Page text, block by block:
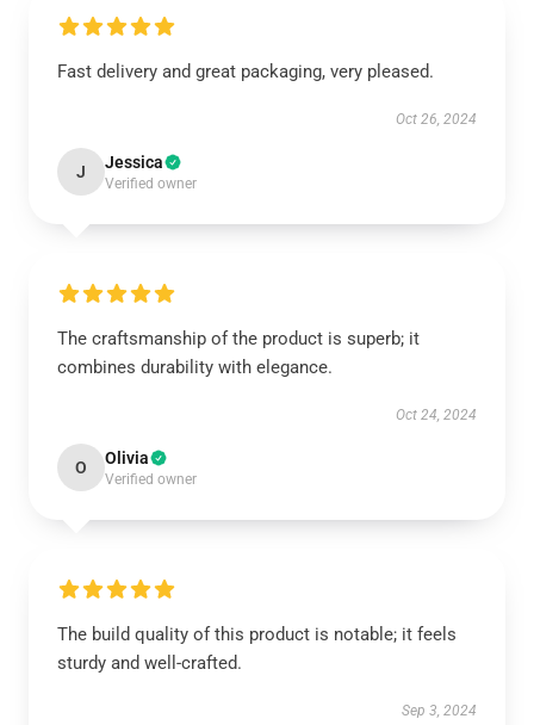
Fast delivery and great packaging, very pleased.
Oct 26, 2024
J Jessica
Verified owner
The craftsmanship of the product is superb; it
combines durability with elegance.
Oct 24, 2024
O Olivia
Verified owner
The build quality of this product is notable; it feels
sturdy and well-crafted.
Sep 3, 2024